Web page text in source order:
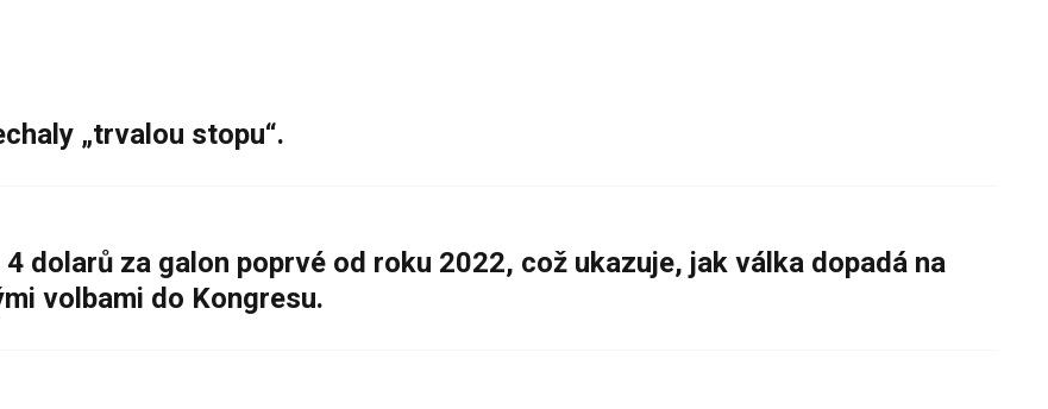
„trvalou stopu“.
dolarů za galon poprvé od roku 2022, což ukazuje, jak válka dopadá na
volbami do Kongresu.